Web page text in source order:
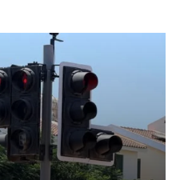
μας στον δρόμο
ζωές», είπε.